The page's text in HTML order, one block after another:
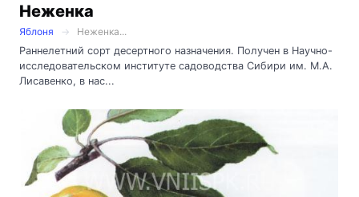
Неженка
Яблоня
Неженка...
Раннелетний сорт десертного назначения. Получен в Научно-
исследовательском институте садоводства Сибири им. М.А.
Лисавенко, в нас...